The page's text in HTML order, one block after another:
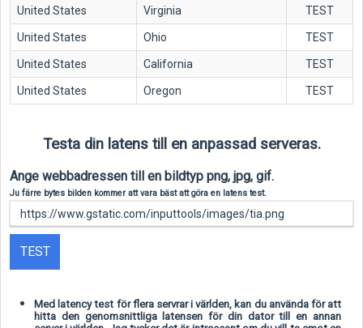
United States Virginia TEST
United States Ohio TEST
United States California TEST
United States Oregon TEST
Testa din latens till en anpassad serveras.
Ange webbadressen till en bildtyp png, jpg, gif.
Ju färre bytes bilden kommer att vara bäst att göra en latens test.
TEST
Med latency test för flera servrar i världen, kan du använda för att
hitta den genomsnittliga latensen för din dator till en annan